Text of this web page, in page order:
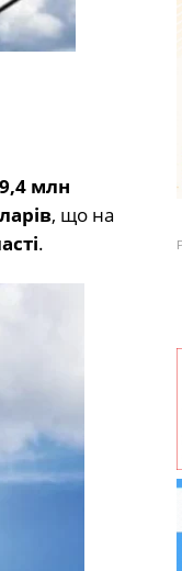
млн
, що на
.